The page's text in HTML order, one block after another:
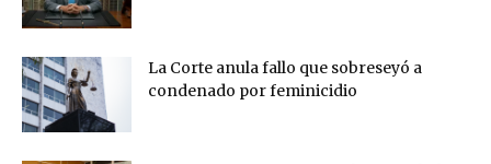
La Corte anula fallo que sobreseyó a
condenado por feminicidio